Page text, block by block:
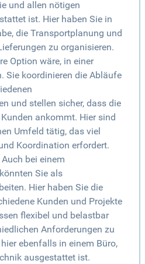
und allen nötigen
ist. Hier haben Sie in
die Transportplanung und
zu organisieren.
Option wäre, in einer
Sie koordinieren die Abläufe
und stellen sicher, dass die
ankommt. Hier sind
Umfeld tätig, das viel
Koordination erfordert.
bei einem
Sie als
Hier haben Sie die
Kunden und Projekte
flexibel und belastbar
Anforderungen zu
ebenfalls in einem Büro,
ausgestattet ist.